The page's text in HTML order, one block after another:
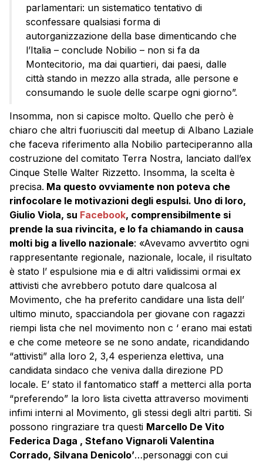
parlamentari: un sistematico tentativo di
sconfessare qualsiasi forma di
autorganizzazione della base dimenticando che
l’Italia – conclude Nobilio – non si fa da
Montecitorio, ma dai quartieri, dai paesi, dalle
città stando in mezzo alla strada, alle persone e
consumando le suole delle scarpe ogni giorno”.
Insomma, non si capisce molto. Quello che però è
chiaro che altri fuoriusciti dal meetup di Albano Laziale
che faceva riferimento alla Nobilio parteciperanno alla
costruzione del comitato Terra Nostra, lanciato dall’ex
Cinque Stelle Walter Rizzetto. Insomma, la scelta è
precisa. Ma questo ovviamente non poteva che
rinfocolare le motivazioni degli espulsi. Uno di loro,
Giulio Viola, su Facebook, comprensibilmente si
prende la sua rivincita, e lo fa chiamando in causa
molti big a livello nazionale: «Avevamo avvertito ogni
rappresentante regionale, nazionale, locale, il risultato
è stato l’ espulsione mia e di altri validissimi ormai ex
attivisti che avrebbero potuto dare qualcosa al
Movimento, che ha preferito candidare una lista dell’
ultimo minuto, spacciandola per giovane con ragazzi
riempi lista che nel movimento non c ‘ erano mai estati
e che come meteore se ne sono andate, ricandidando
“attivisti” alla loro 2, 3,4 esperienza elettiva, una
candidata sindaco che veniva dalla direzione PD
locale. E’ stato il fantomatico staff a metterci alla porta
“preferendo” la loro lista civetta attraverso movimenti
infimi interni al Movimento, gli stessi degli altri partiti. Si
possono ringraziare tra questi Marcello De Vito
Federica Daga , Stefano Vignaroli Valentina
Corrado, Silvana Denicolo’…personaggi con cui